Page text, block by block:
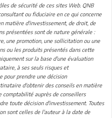
de sécurité de ces sites Web. QNB
ou fiduciaire en ce qui concerne
matière d'investissement, de droit, de
présentées sont de nature générale :
une promotion, une sollicitation ou une
ou les produits présentés dans cette
sur la base d'une évaluation
à ses seuls risques et
pour prendre une décision
d'obtenir des conseils en matière
comptabilité auprès de conseillers
toute décision d'investissement. Toutes
sont celles de l'auteur à la date de